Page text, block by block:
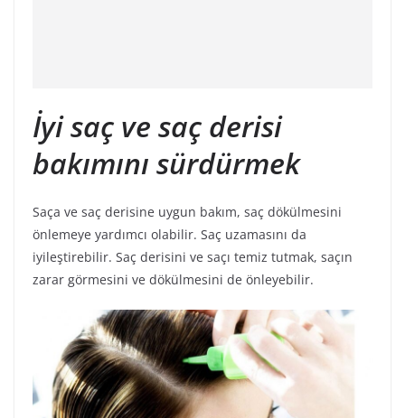
İyi saç ve saç derisi
bakımını sürdürmek
Saça ve saç derisine uygun bakım, saç dökülmesini
önlemeye yardımcı olabilir. Saç uzamasını da
iyileştirebilir. Saç derisini ve saçı temiz tutmak, saçın
zarar görmesini ve dökülmesini de önleyebilir.